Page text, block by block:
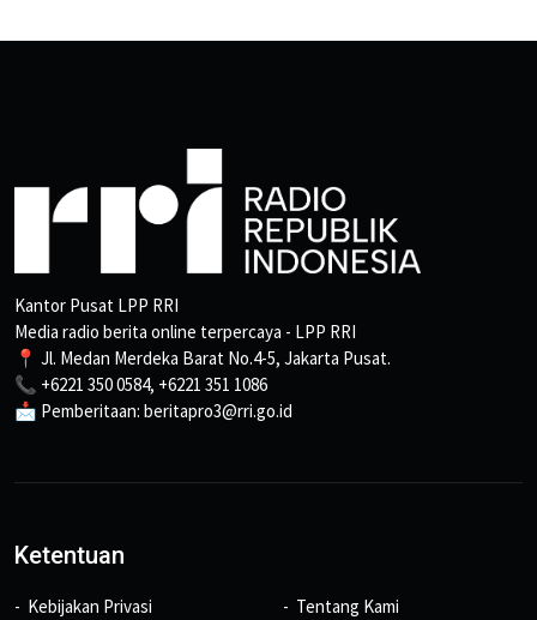
Kantor Pusat LPP RRI
Media radio berita online terpercaya - LPP RRI
📍 Jl. Medan Merdeka Barat No.4-5, Jakarta Pusat.
📞 +6221 350 0584, +6221 351 1086
📩 Pemberitaan: beritapro3@rri.go.id
Ketentuan
Kebijakan Privasi
Tentang Kami